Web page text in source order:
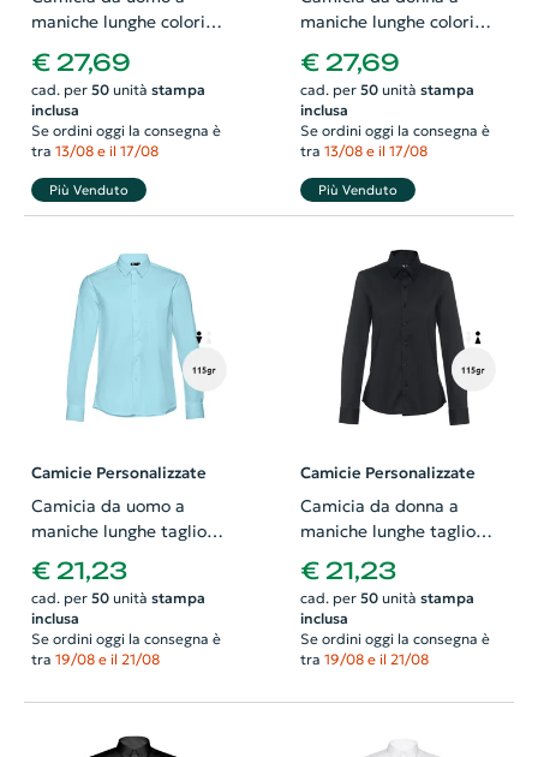
maniche lunghe colori
down 100% cotone 142gr
€ 27,69
cad. per 50unità stampa
inclusa
Se ordini oggi la consegna è
tra 13/08 e il 17/08
Più Venduto
maniche lunghe colori
100% cotone 142gr
€ 27,69
cad. per 50unità stampa
inclusa
Se ordini oggi la consegna è
tra 13/08 e il 17/08
Più Venduto
Camicie Personalizzate
Camicia da uomo a
maniche lunghe taglio
aderente in cotone e
poliammide 115gr
€ 21,23
cad. per 50unità stampa
inclusa
Se ordini oggi la consegna è
tra 19/08 e il 21/08
Camicie Personalizzate
Camicia da donna a
maniche lunghe taglio
aderente in cotone e
poliammide 115gr
€ 21,23
cad. per 50unità stampa
inclusa
Se ordini oggi la consegna è
tra 19/08 e il 21/08